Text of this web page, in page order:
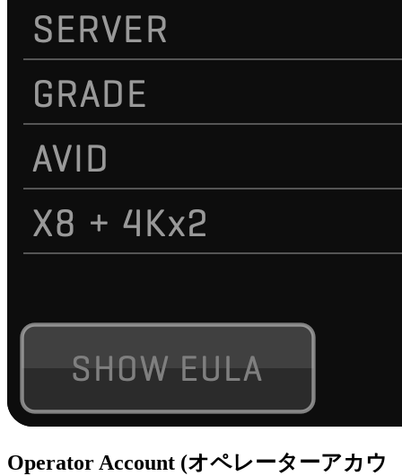
Operator Account (オペレーターアカウ